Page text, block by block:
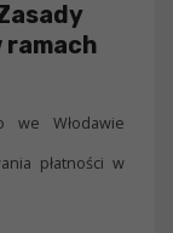
ramach
we Włodawie
płatności w